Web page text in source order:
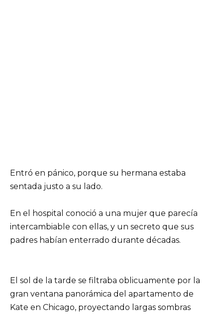
Entró en pánico, porque su hermana estaba
sentada justo a su lado.
En el hospital conoció a una mujer que parecía
intercambiable con ellas, y un secreto que sus
padres habían enterrado durante décadas.
El sol de la tarde se filtraba oblicuamente por la
gran ventana panorámica del apartamento de
Kate en Chicago, proyectando largas sombras